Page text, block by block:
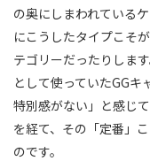
の奥にしまわれている
にこうしたタイプこそ
テゴリーだったりしま
として使っていたGGキ
特別感がない」と感じ
を経て、その「定番」
のです。